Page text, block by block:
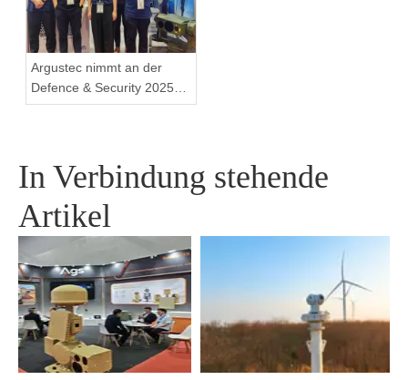
Argustec nimmt an der
Defence & Security 2025
teil
In Verbindung stehende
Artikel